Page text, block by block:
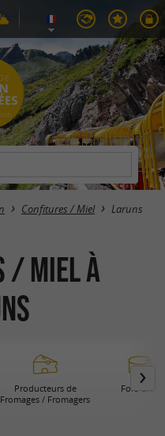
Confitures / Miel Laruns
/ Miel à
Producteurs de
Fromages / Fromagers
Foie Gras